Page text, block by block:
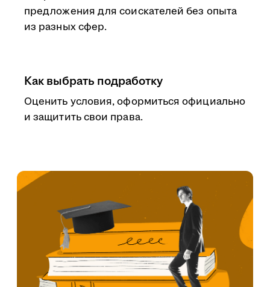
предложения для соискателей без опыта
из разных сфер.
Как выбрать подработку
Оценить условия, оформиться официально
и защитить свои права.